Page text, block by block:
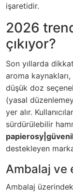
işaretidir.
2026
çıkıyor?
Son yıllarda
aroma
düşük doz
(yasal
yer alır.
sürdürülebilir
destekleyen
Ambalaj ve
Ambalaj